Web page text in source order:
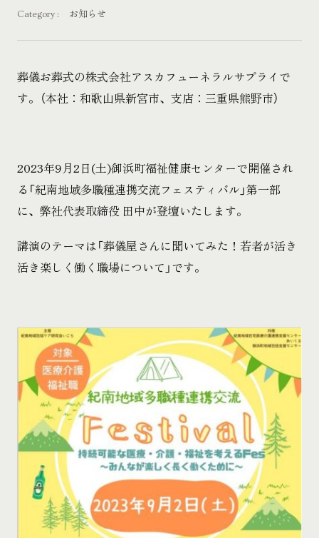
Category : お知らせ
葬儀お葬式の株式会社アスカフューネラルサプライで
す。（本社：和歌山県新宮市、支店：三重県熊野市）
2023年9月2日(土)御浜町福祉健康センターで開催され
る「紀南地域多職種連携交流フェスティバル」第一部
に、弊社代表取締役 田中が登壇いたします。
講演のテーマは「葬儀屋さんに聞いてみた！若者が活き
活き楽しく働く職場について」です。